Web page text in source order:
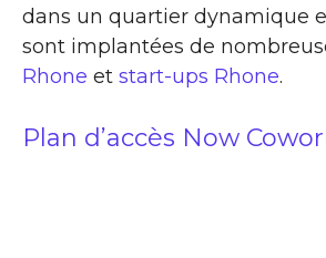
dans un quartier dynamique
sont implantées de
Rhone et start-ups Rhone.
Plan d’accès Now